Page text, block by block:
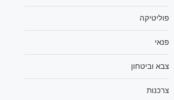
פוליטיקה
פנאי
צבא וביטחון
צרכנות